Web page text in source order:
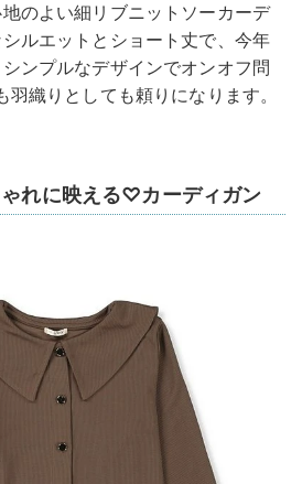
のよい細リブニットソーカーデ
ルエットとショート丈で、今年
ンプルなデザインでオンオフ問
織りとしても頼りになります。
れに映える♡カーディガン